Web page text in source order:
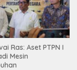
Ras: Aset PTPN I
Mesin